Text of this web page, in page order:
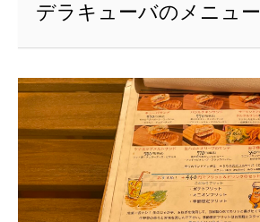
デラキューバのメニュー